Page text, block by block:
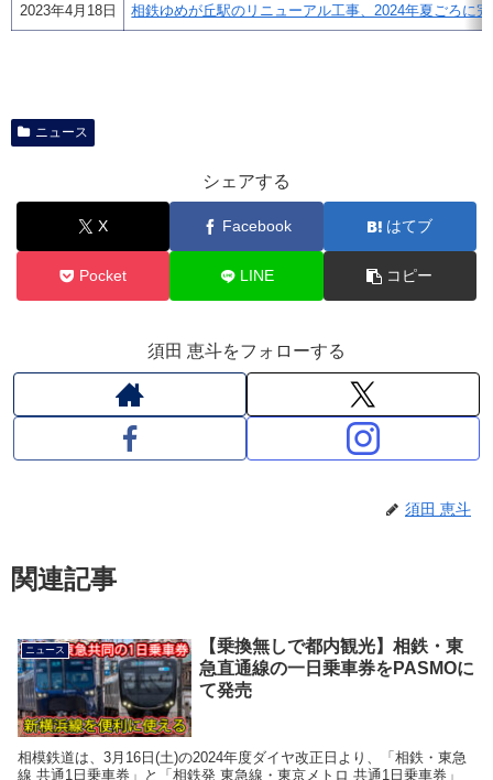
2023年4月18日 相鉄ゆめが丘駅のリニューアル工事、2024年夏ごろに
ニュース
シェアする
X Facebook はてブ
Pocket LINE コピー
須田 恵斗をフォローする
須田 恵斗
関連記事
ニュース
【乗換無しで都内観光】相鉄・東
急直通線の一日乗車券をPASMOに
て発売
相模鉄道は、3月16日(土)の2024年度ダイヤ改正日より、「相鉄・東急
線 共通1日乗車券」と「相鉄発 東急線・東京メトロ 共通1日乗車券」